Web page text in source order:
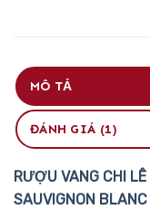
MÔ TẢ
ĐÁNH GIÁ (1)
RƯỢU VANG CHI LÊ
SAUVIGNON BLANC